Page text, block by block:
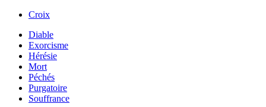
Croix
Diable
Exorcisme
Hérésie
Mort
Péchés
Purgatoire
Souffrance